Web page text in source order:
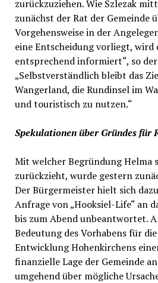
zurückzuziehen. Wie Szlezak
zunächst der Rat der Gemeinde
Vorgehensweise in der
eine Entscheidung vorliegt,
entsprechend informiert“, so
„Selbstverständlich bleibt das
Wangerland, die Rundinsel im
und touristisch zu nutzen.“
Spekulationen über Gründes für
Mit welcher Begründung Helma
zurückzieht, wurde gestern
Der Bürgermeister hielt sich
Anfrage von „Hooksiel-Life“ an
bis zum Abend unbeantwortet.
Bedeutung des Vorhabens für
Entwicklung Hohenkirchens
finanzielle Lage der Gemeinde
umgehend über mögliche